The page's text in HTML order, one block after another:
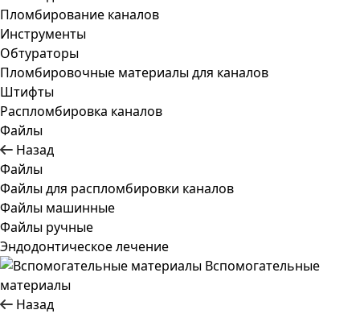
Пломбирование каналов
Инструменты
Обтураторы
Пломбировочные материалы для каналов
Штифты
Распломбировка каналов
Файлы
Назад
Файлы
Файлы для распломбировки каналов
Файлы машинные
Файлы ручные
Эндодонтическое лечение
Вспомогательные
материалы
Назад